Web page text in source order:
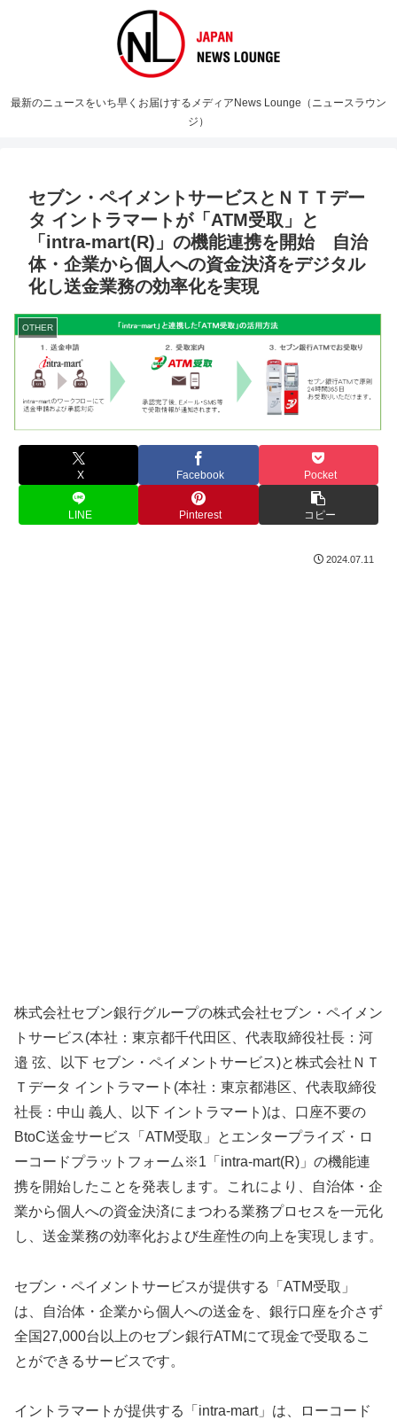
最新のニュースをいち早くお届けするメディアNews Lounge（ニュースラウン
ジ）
セブン・ペイメントサービスとＮＴＴデー
タ イントラマートが「ATM受取」と
「intra-mart(R)」の機能連携を開始 自治
体・企業から個人への資金決済をデジタル
化し送金業務の効率化を実現
OTHER
X Facebook Pocket
LINE Pinterest コピー
2024.07.11
株式会社セブン銀行グループの株式会社セブン・ペイメン
トサービス(本社：東京都千代田区、代表取締役社長：河
邉 弦、以下 セブン・ペイメントサービス)と株式会社ＮＴ
Ｔデータ イントラマート(本社：東京都港区、代表取締役
社長：中山 義人、以下 イントラマート)は、口座不要の
BtoC送金サービス「ATM受取」とエンタープライズ・ロ
ーコードプラットフォーム※1「intra-mart(R)」の機能連
携を開始したことを発表します。これにより、自治体・企
業から個人への資金決済にまつわる業務プロセスを一元化
し、送金業務の効率化および生産性の向上を実現します。
セブン・ペイメントサービスが提供する「ATM受取」
は、自治体・企業から個人への送金を、銀行口座を介さず
全国27,000台以上のセブン銀行ATMにて現金で受取るこ
とができるサービスです。
イントラマートが提供する「intra-mart」は、ローコード